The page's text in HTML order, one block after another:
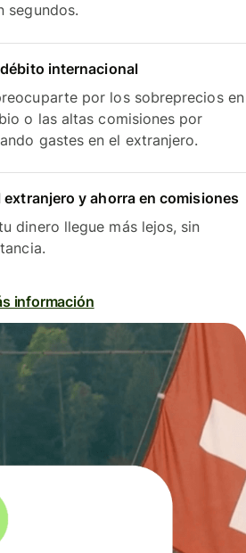
segundos.
internacional
por los sobreprecios en
o las altas comisiones por
gastes en el extranjero.
extranjero y ahorra en comisiones
dinero llegue más lejos, sin
información